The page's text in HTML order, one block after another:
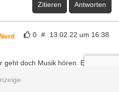
Zitieren Antworten
0 # 13.02.22 um 16:38
geht doch Musik hören. Einfach